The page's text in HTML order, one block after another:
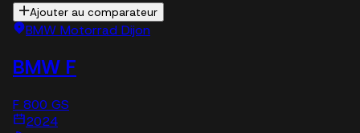
Ajouter au comparateur
BMW Motorrad Dijon
BMW F
F 800 GS
2024